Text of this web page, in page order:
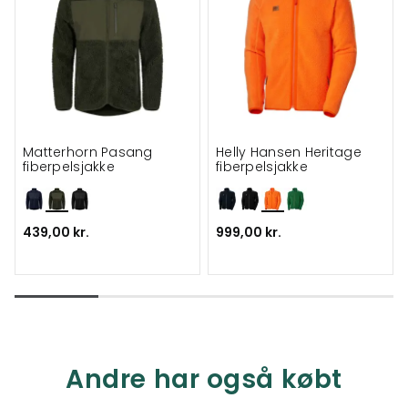
Matterhorn Pasang
fiberpelsjakke
439,00 kr.
Helly Hansen Heritage
fiberpelsjakke
999,00 kr.
Andre har også købt